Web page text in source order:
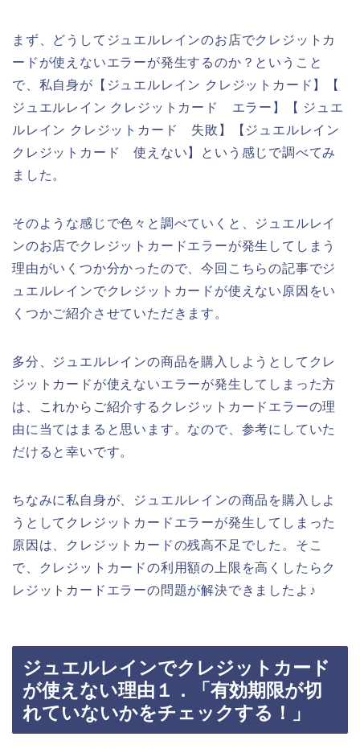
まず、どうしてジュエルレインのお店でクレジットカ
ードが使えないエラーが発生するのか？ということ
で、私自身が【ジュエルレイン クレジットカード】【
ジュエルレイン クレジットカード エラー】【 ジュエ
ルレイン クレジットカード 失敗】【ジュエルレイン
クレジットカード 使えない】という感じで調べてみ
ました。
そのような感じで色々と調べていくと、ジュエルレイ
ンのお店でクレジットカードエラーが発生してしまう
理由がいくつか分かったので、今回こちらの記事でジ
ュエルレインでクレジットカードが使えない原因をい
くつかご紹介させていただきます。
多分、ジュエルレインの商品を購入しようとしてクレ
ジットカードが使えないエラーが発生してしまった方
は、これからご紹介するクレジットカードエラーの理
由に当てはまると思います。なので、参考にしていた
だけると幸いです。
ちなみに私自身が、ジュエルレインの商品を購入しよ
うとしてクレジットカードエラーが発生してしまった
原因は、クレジットカードの残高不足でした。そこ
で、クレジットカードの利用額の上限を高くしたらク
レジットカードエラーの問題が解決できましたよ♪
ジュエルレインでクレジットカード
が使えない理由１．「有効期限が切
れていないかをチェックする！」